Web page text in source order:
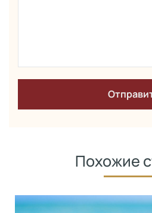
Похожие